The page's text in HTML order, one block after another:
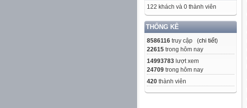
122 khách và 0 thành viên
THỐNG KÊ
8586116 truy cập (chi tiết)
22615 trong hôm nay
14993783 lượt xem
24709 trong hôm nay
420 thành viên